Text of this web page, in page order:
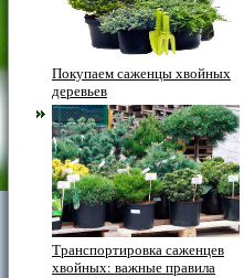
Покупаем саженцы хвойных
деревьев
Транспортировка саженцев
хвойных: важные правила